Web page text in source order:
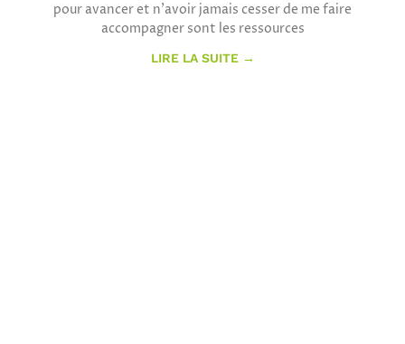
pour avancer et n’avoir jamais cesser de me faire
accompagner sont les ressources
LIRE LA SUITE →